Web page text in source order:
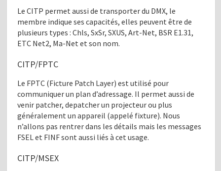
Le CITP permet aussi de transporter du DMX, le
membre indique ses capacités, elles peuvent être de
plusieurs types : Chls, SxSr, SXUS, Art-Net, BSR E1.31,
ETC Net2, Ma-Net et son nom.
CITP/FPTC
Le FPTC (Ficture Patch Layer) est utilisé pour
communiquer un plan d’adressage. Il permet aussi de
venir patcher, depatcher un projecteur ou plus
généralement un appareil (appelé fixture). Nous
n’allons pas rentrer dans les détails mais les messages
FSEL et FINF sont aussi liés à cet usage.
CITP/MSEX